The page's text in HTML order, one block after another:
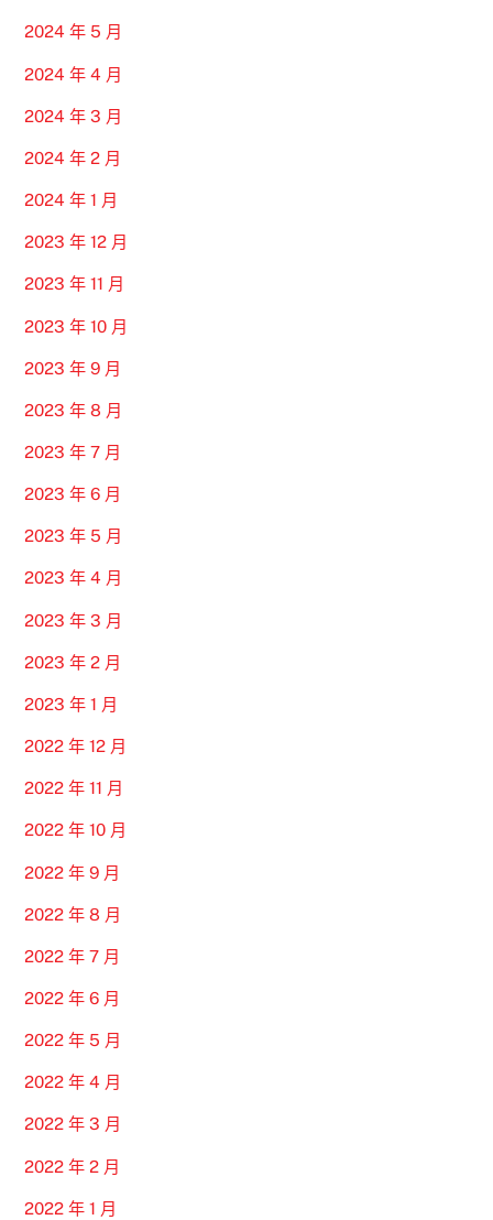
2024 年 5 月
2024 年 4 月
2024 年 3 月
2024 年 2 月
2024 年 1 月
2023 年 12 月
2023 年 11 月
2023 年 10 月
2023 年 9 月
2023 年 8 月
2023 年 7 月
2023 年 6 月
2023 年 5 月
2023 年 4 月
2023 年 3 月
2023 年 2 月
2023 年 1 月
2022 年 12 月
2022 年 11 月
2022 年 10 月
2022 年 9 月
2022 年 8 月
2022 年 7 月
2022 年 6 月
2022 年 5 月
2022 年 4 月
2022 年 3 月
2022 年 2 月
2022 年 1 月